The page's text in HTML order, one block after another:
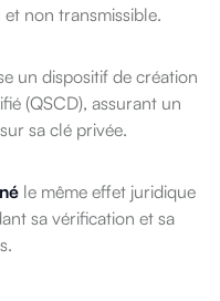
non transmissible.
un dispositif de création
(QSCD), assurant un
sa clé privée.
le même effet juridique
sa vérification et sa